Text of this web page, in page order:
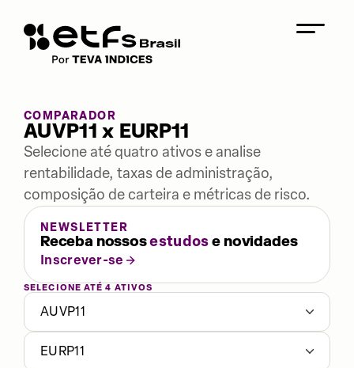
COMPARADOR
AUVP11 x EURP11
Selecione até quatro ativos e analise
rentabilidade, taxas de administração,
composição de carteira e métricas de risco.
NEWSLETTER
Receba nossosestudose novidades
Inscrever-se
SELECIONE ATÉ 4 ATIVOS
AUVP11
EURP11